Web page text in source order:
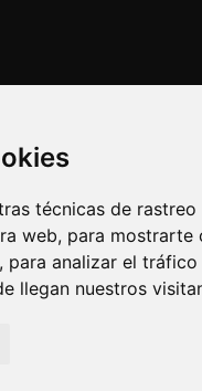
técnicas de
web, para
para analizar el
llegan nuestros